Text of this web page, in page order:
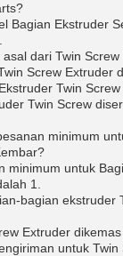
Bagian Ekstruder
dari Twin
Screw Extruder
Twin
Twin Screw
minimum
minimum untuk
1.
bagian ekstruder
Extruder
untuk